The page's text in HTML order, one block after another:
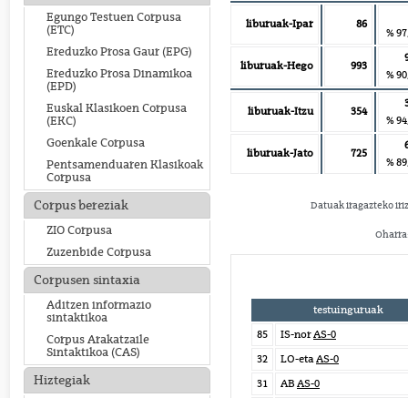
Egungo Testuen Corpusa
(ETC)
Ereduzko Prosa Gaur (EPG)
Ereduzko Prosa Dinamikoa
(EPD)
Euskal Klasikoen Corpusa
(EKC)
Goenkale Corpusa
Pentsamenduaren Klasikoak
Corpusa
Corpus bereziak
ZIO Corpusa
Zuzenbide Corpusa
Corpusen sintaxia
Aditzen informazio
sintaktikoa
Corpus Arakatzaile
Sintaktikoa (CAS)
Hiztegiak
liburuak-Ipar 86
%
liburuak-Hego 993
%
liburuak-Itzu 354
%
liburuak-Jato 725
%
Datuak iragazteko
testuinguruak
85
IS-norAS-0
32
LO-etaAS-0
31
AB AS-0